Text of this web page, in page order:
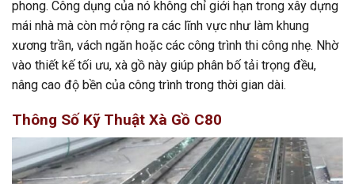
phong. Công dụng của nó không chỉ giới hạn trong xây dựng
mái nhà mà còn mở rộng ra các lĩnh vực như làm khung
xương trần, vách ngăn hoặc các công trình thi công nhẹ. Nhờ
vào thiết kế tối ưu, xà gồ này giúp phân bố tải trọng đều,
nâng cao độ bền của công trình trong thời gian dài.
Thông Số Kỹ Thuật Xà Gồ C80